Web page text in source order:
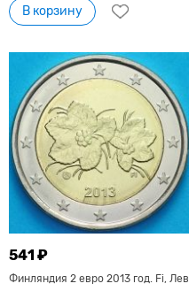
В корзину
541 ₽
Финляндия 2 евро 2013 год. Fi, Лев